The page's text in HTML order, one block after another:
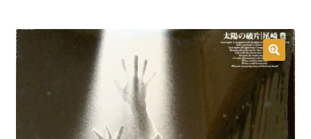
へ
ス
キ
キ
ッ
プ
🔍